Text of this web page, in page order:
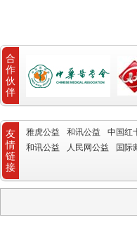
合
作
伙
伴
友
情
链
接
雅虎公益 和讯公益 中国红
和讯公益
人民网公益 国际